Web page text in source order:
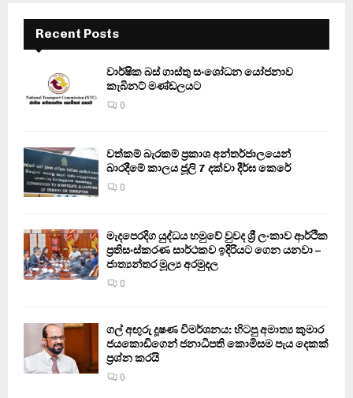
Recent Posts
වාර්ෂික බස් ගාස්තු සංශෝධන යෝජනාව
කැබිනට් මණ්ඩලයට
0
වත්කම් බැරකම් ප්‍රකාශ අන්තර්ජාලයෙන්
බාරදීමේ කාලය ජූලි 7 දක්වා දීර්ඝ කෙරේ
0
මැදපෙරදිග යුද්ධය හමුවේ වුවද ශ්‍රී ලංකාව ආර්ථික
ප්‍රතිසංස්කරණ සාර්ථකව ඉදිරියට ගෙන යනවා –
ජාත්‍යන්තර මූල්‍ය අරමුදල
0
ගල් අඟුරු දූෂණ විමර්ශනය: හිටපු අමාත්‍ය කුමාර
ජයකොඩිගෙන් ජනාධිපති කොමිසම පැය දෙකක්
ප්‍රශ්න කරයි
0